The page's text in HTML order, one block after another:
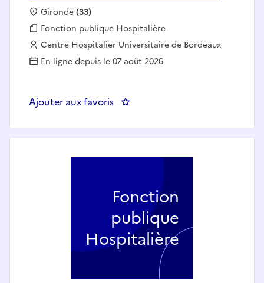
Localisation :
Gironde(33)
Fonction publique :
Fonction publique Hospitalière
Employeur :
Centre Hospitalier Universitaire de Bordeaux
En ligne depuis le 07 août 2026
Ajouter aux favoris : INFIRMIER DE NUIT
Fonction
publique
Hospitalière